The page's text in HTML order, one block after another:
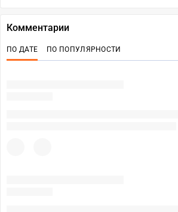
Комментарии
ПО ДАТЕ ПО ПОПУЛЯРНОСТИ